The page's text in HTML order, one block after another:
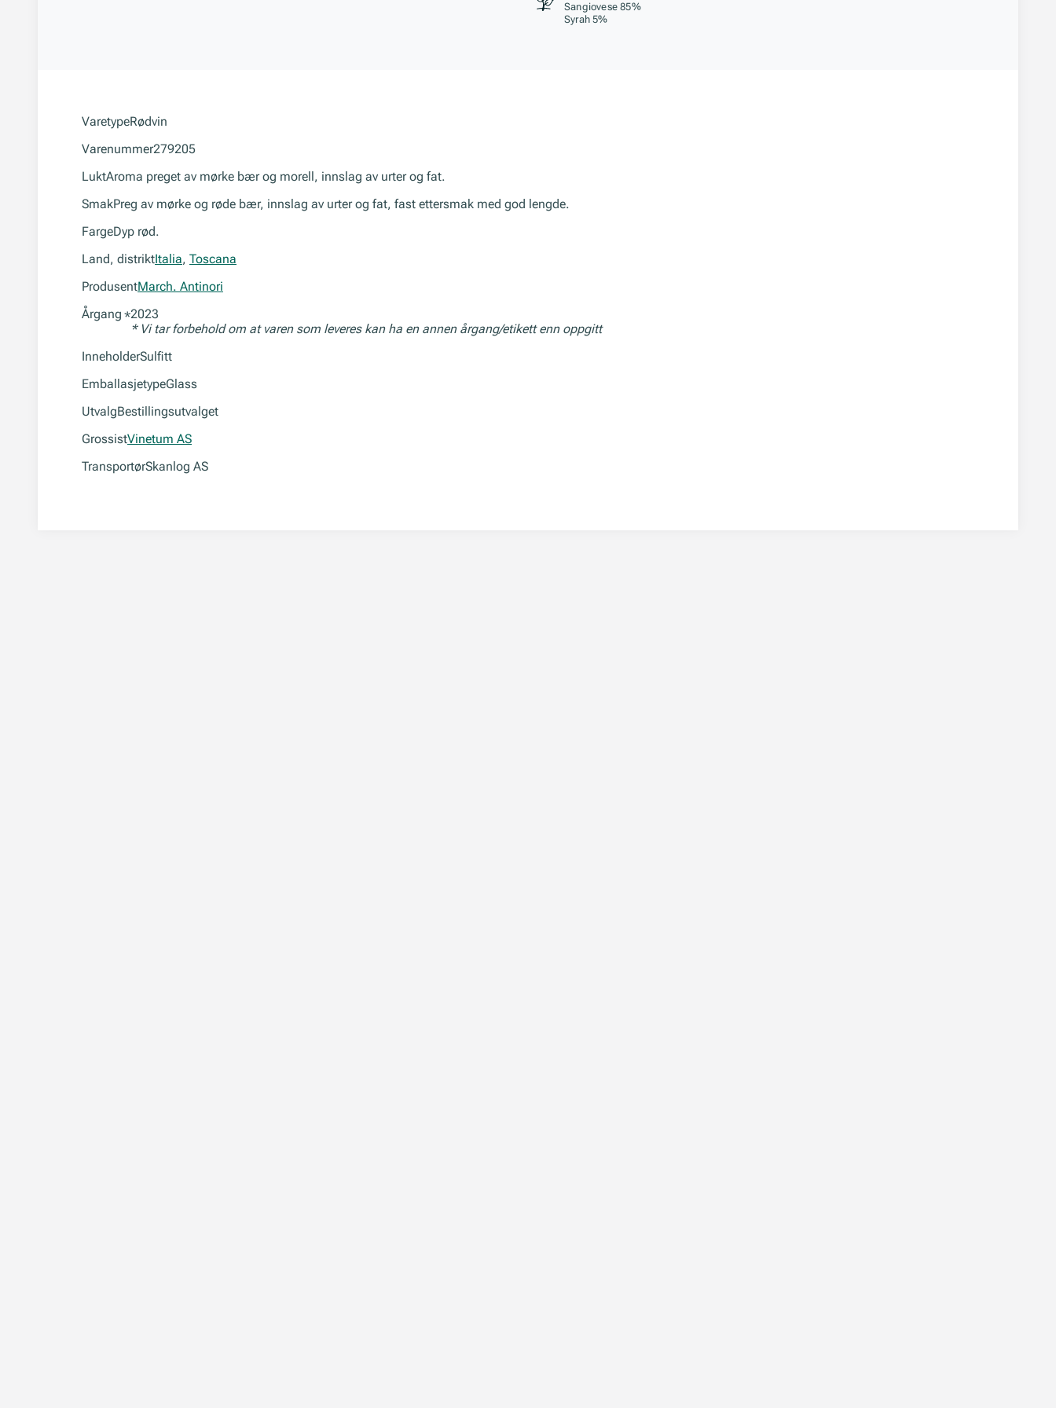
Sangiovese 85%
Syrah 5%
VaretypeRødvin
Varenummer279205
LuktAroma preget av mørke bær og morell, innslag av urter og fat.
SmakPreg av mørke og røde bær, innslag av urter og fat, fast ettersmak med god lengde.
FargeDyp rød.
Land, distriktItalia, Toscana
ProdusentMarch. Antinori
Årgang *2023
* Vi tar forbehold om at varen som leveres kan ha en annen årgang/etikett enn oppgitt
InneholderSulfitt
EmballasjetypeGlass
UtvalgBestillingsutvalget
GrossistVinetum AS
TransportørSkanlog AS